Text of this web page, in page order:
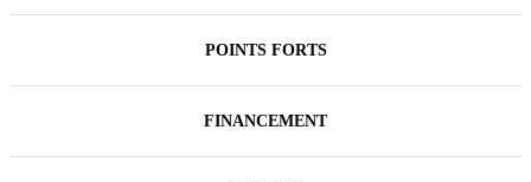
POINTS FORTS
FINANCEMENT